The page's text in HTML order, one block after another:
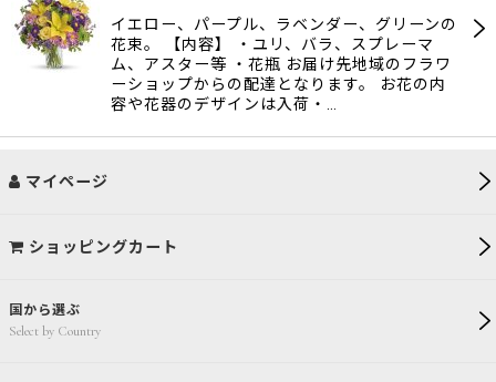
イエロー、パープル、ラベンダー、グリーンの
花束。 【内容】 ・ユリ、バラ、スプレーマ
ム、アスター等 ・花瓶 お届け先地域のフラワ
ーショップからの配達となります。 お花の内
容や花器のデザインは入荷・…
国から選ぶ
Select by Country
マイページ
ショッピングカート